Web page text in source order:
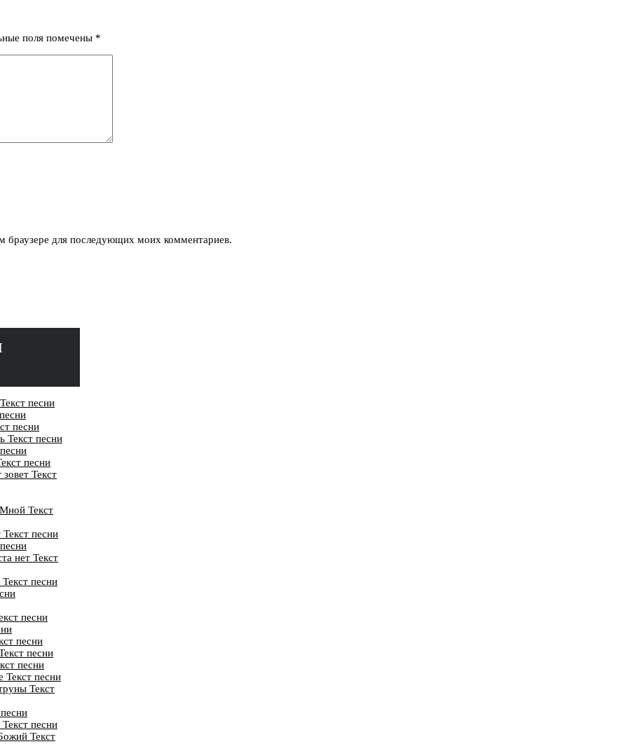
поля помечены *
браузере для последующих моих комментариев.
песни
песни
Текст песни
песни
Текст
Текст
песни
нет Текст
песни
песни
песни
песни
песни
Текст песни
Текст
песни
Текст